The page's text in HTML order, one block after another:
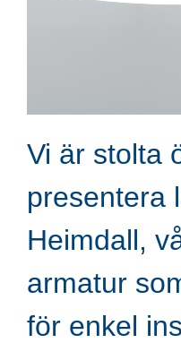
Vi är stolta
presentera
Heimdall,
armatur
för enkel